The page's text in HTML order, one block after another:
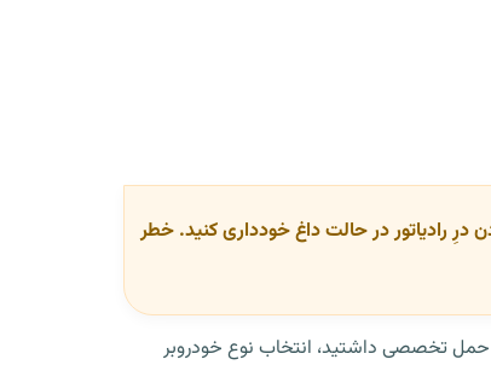
درِ رادیاتور در حالت داغ خودداری کنید. خطر
حمل تخصصی داشتید، انتخاب نوع خودروبر